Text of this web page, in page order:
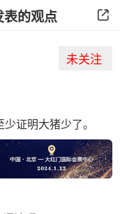
表的观点
未关注
证明大猪少了。